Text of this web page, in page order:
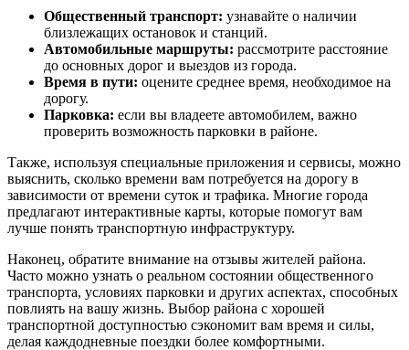
Общественный транспорт: узнавайте о наличии
близлежащих остановок и станций.
Автомобильные маршруты: рассмотрите расстояние
до основных дорог и выездов из города.
Время в пути: оцените среднее время, необходимое на
дорогу.
Парковка: если вы владеете автомобилем, важно
проверить возможность парковки в районе.
Также, используя специальные приложения и сервисы, можно
выяснить, сколько времени вам потребуется на дорогу в
зависимости от времени суток и трафика. Многие города
предлагают интерактивные карты, которые помогут вам
лучше понять транспортную инфраструктуру.
Наконец, обратите внимание на отзывы жителей района.
Часто можно узнать о реальном состоянии общественного
транспорта, условиях парковки и других аспектах, способных
повлиять на вашу жизнь. Выбор района с хорошей
транспортной доступностью сэкономит вам время и силы,
делая каждодневные поездки более комфортными.